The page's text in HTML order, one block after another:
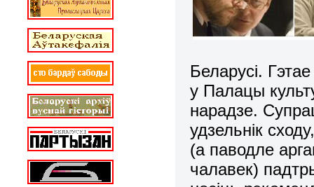
Беларусі.
у Палацы
нарадзе.
удзельнік
(а паводле
чалавек)